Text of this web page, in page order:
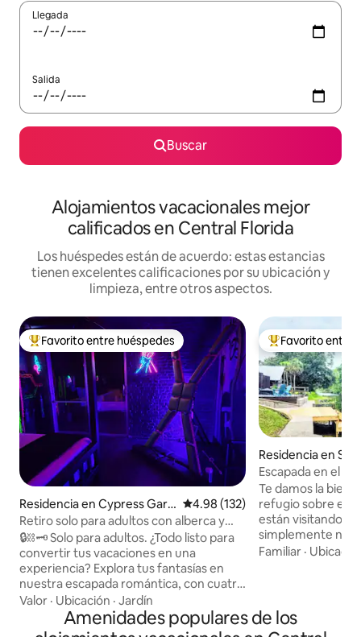
Llegada
Salida
Buscar
Alojamientos vacacionales mejor
calificados en Central Florida
Los huéspedes están de acuerdo: estas estancias
tienen excelentes calificaciones por su ubicación y
limpieza, entre otros aspectos.
De los mejores en Favorito entre huéspedes
Favorito entre huéspedes
Residencia en Cypress Gard
ens
Calificación promedio: 4.98 de
4.98 (132)
Retiro solo para adultos con alberca y
spa | 18 años en adelante, privado
🔒⛓️🗝️ Solo para adultos. ¿Todo listo para
convertir tus vacaciones en una
experiencia? Explora tus fantasías en
nuestra escapada romántica, con cuatro
opciones de recámaras temáticas*
diseñadas para inspirarte. Trae tus
juguetes favoritos, experimenta con
Valor · Ubicación · Jardín
De los mejores
Favorito entre
Residencia en
Escapada en el
tabla de SUP.
Te damos la
refugio sobre el
están visitando
simplemente
tranquila para
hasta cualquiera
Disfruta de tu
Familiar ·
Amenidades populares de los